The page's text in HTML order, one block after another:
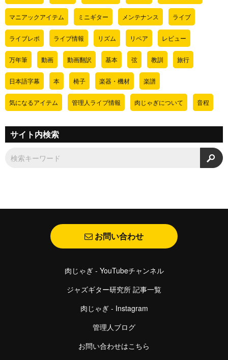
マニアックアイテム ミニギター メンテナンス ライブ
ライブレポ ライブ情報 リズム リペア レビュー
万年筆 動画 動画翻訳 基本 弦 教訓 旅行
日本語字幕 本 椅子 楽器・機材 楽譜
気になるアイテム 管理人ライブ情報 肉じゃぎについて 音程
サイト内検索
検
お問い合わせ
肉じゃぎ - YouTubeチャンネル
ジャズギター研究所 記事一覧
肉じゃぎ - Instagram
管理人ブログ
お問い合わせはこちら